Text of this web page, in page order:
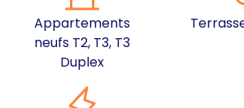
Appartements
neufs T2, T3, T3
Duplex